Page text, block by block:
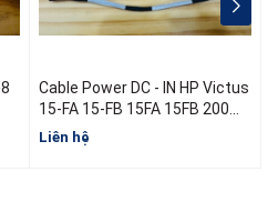
Cable Power DC - IN HP Victus
15-FA 15-FB 15FA 15FB 200W
N13314-001 L52B16-S46
N13470-S60 N13470-Y60
Liên hệ